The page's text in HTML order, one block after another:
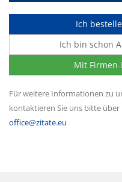
Ich
Ich bin schon
Mit
Für weitere Informationen zu
kontaktieren Sie uns bitte über
office@zitate.eu